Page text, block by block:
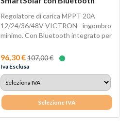
Regolatore di carica MPPT 20A
12/24/36/48V VICTRON - ingombro
minimo. Con Bluetooth integrato per
96,30 €107,00 €
Iva Esclusa
Selezione IVA